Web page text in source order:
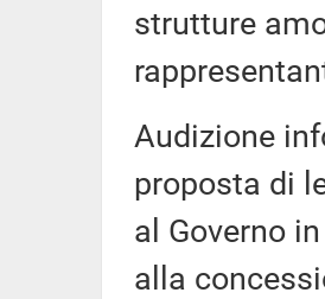
strutture
Audizione
proposta di
al Governo
alla